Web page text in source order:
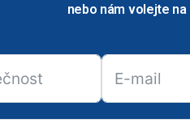
nebo nám volejte na